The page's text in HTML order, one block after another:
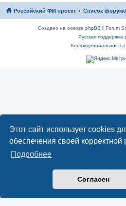
Этот сайт использует cookies
обеспечения своей корректной
Подробнее
Согласен
Российский ФМ проект Список
Создано на основе phpBB® Forum
Русская поддержка
Конфиденциальность|